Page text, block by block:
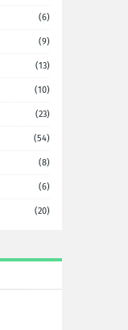
(6)
(9)
(13)
(10)
(23)
(54)
(8)
(6)
(20)